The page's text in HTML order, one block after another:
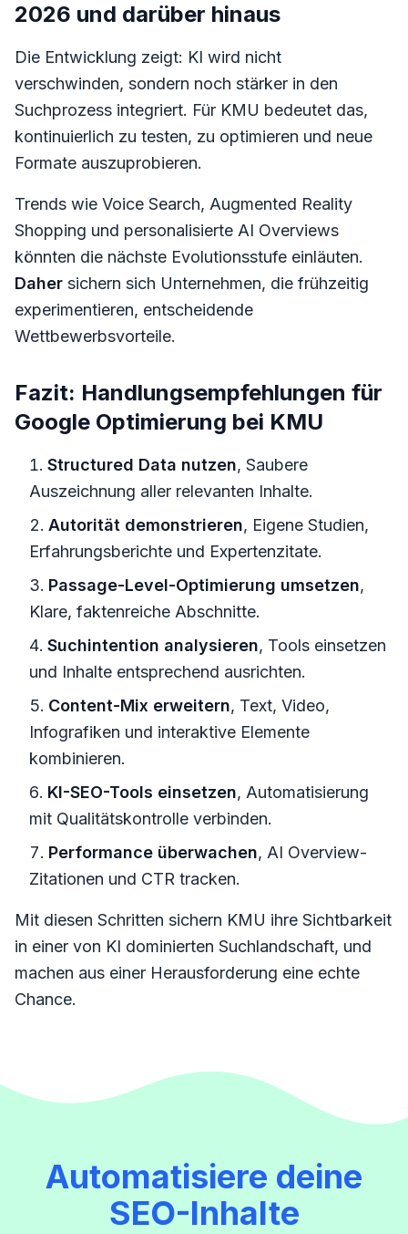
2026 und darüber hinaus
Die Entwicklung zeigt: KI wird nicht
verschwinden, sondern noch stärker in den
Suchprozess integriert. Für KMU bedeutet das,
kontinuierlich zu testen, zu optimieren und neue
Formate auszuprobieren.
Trends wie Voice Search, Augmented Reality
Shopping und personalisierte AI Overviews
könnten die nächste Evolutionsstufe einläuten.
Daher sichern sich Unternehmen, die frühzeitig
experimentieren, entscheidende
Wettbewerbsvorteile.
Fazit: Handlungsempfehlungen für
Google Optimierung bei KMU
Structured Data nutzen, Saubere
Auszeichnung aller relevanten Inhalte.
Autorität demonstrieren, Eigene Studien,
Erfahrungsberichte und Expertenzitate.
Passage-Level-Optimierung umsetzen,
Klare, faktenreiche Abschnitte.
Suchintention analysieren, Tools einsetzen
und Inhalte entsprechend ausrichten.
Content-Mix erweitern, Text, Video,
Infografiken und interaktive Elemente
kombinieren.
KI-SEO-Tools einsetzen, Automatisierung
mit Qualitätskontrolle verbinden.
Performance überwachen, AI Overview-
Zitationen und CTR tracken.
Mit diesen Schritten sichern KMU ihre Sichtbarkeit
in einer von KI dominierten Suchlandschaft, und
machen aus einer Herausforderung eine echte
Chance.
Automatisiere deine
SEO-Inhalte